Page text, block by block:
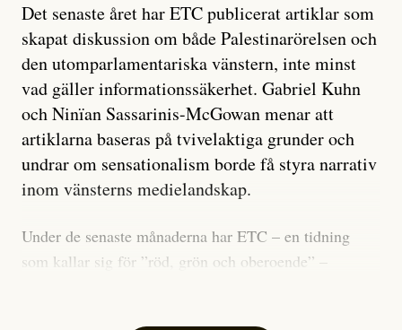
Det senaste året har ETC publicerat artiklar som
skapat diskussion om både Palestinarörelsen och
den utomparlamentariska vänstern, inte minst
vad gäller informationssäkerhet. Gabriel Kuhn
och Ninïan Sassarinis-McGowan menar att
artiklarna baseras på tvivelaktiga grunder och
undrar om sensationalism borde få styra narrativ
inom vänsterns medielandskap.
Under de senaste månaderna har ETC – en tidning
som kallar sig för ”röd, grön och oberoende” –